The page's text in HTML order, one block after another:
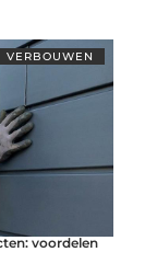
VERBOUWEN
voordelen